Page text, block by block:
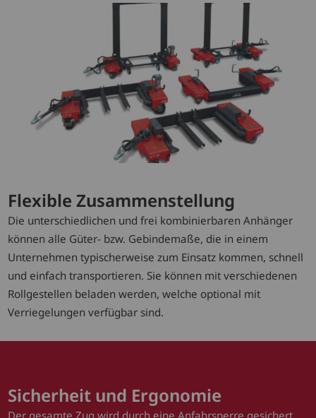
Flexible Zusammenstellung
Die unterschiedlichen und frei kombinierbaren Anhänger
können alle Güter- bzw. Gebindemaße, die in einem
Unternehmen typischerweise zum Einsatz kommen, schnell
und einfach transportieren. Sie können mit verschiedenen
Rollgestellen beladen werden, welche optional mit
Verriegelungen verfügbar sind.
Sicherheit und Ergonomie